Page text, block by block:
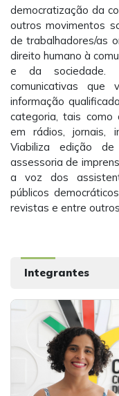
democratização da
outros movimentos
de trabalhadores/as
direito humano à
e da sociedade.
comunicativas
informação
categoria, tais como
em rádios, jornais,
Viabiliza edição
assessoria de
a voz dos
públicos
revistas e entre
Integrantes